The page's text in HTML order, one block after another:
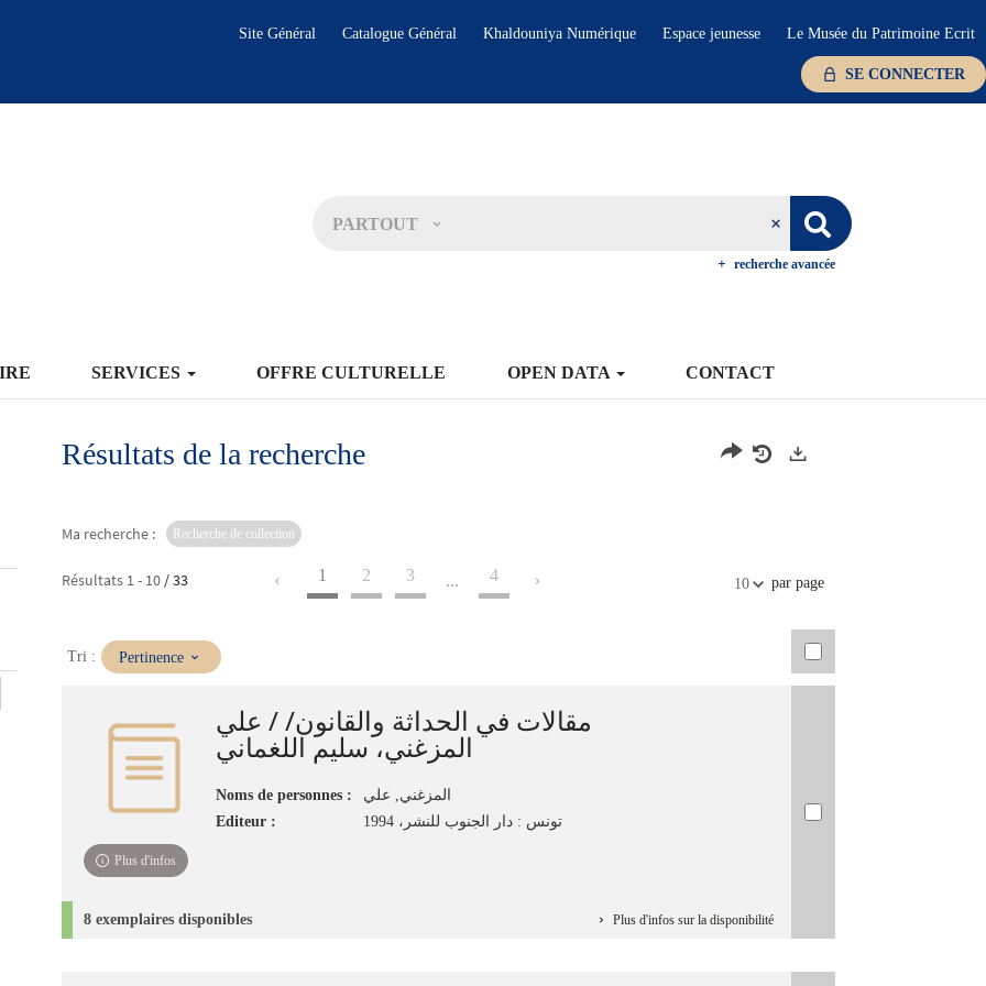
Site Général Catalogue Général Khaldouniya Numérique Espace jeunesse Le Musée du Patrimoine Ecrit
SE CONNECTER
PARTOUT
recherche avancée
SERVICES OFFRE CULTURELLE OPEN DATA CONTACT
Résultats de la recherche
Ma recherche : Recherche de collection
Résultats 1 - 10 / 33 1 2 3 ... 4 10 par page
Tri :(Mise
immédiate)
Pertinence
مقالات في الحداثة والقانون/ / علي
المزغني، سليم اللغماني
Noms de personnes :
المزغني, علي
Editeur :
تونس : دار الجنوب للنشر، 1994
Plus d'infos
8 exemplaires disponibles Plus d'infos sur la disponibilité